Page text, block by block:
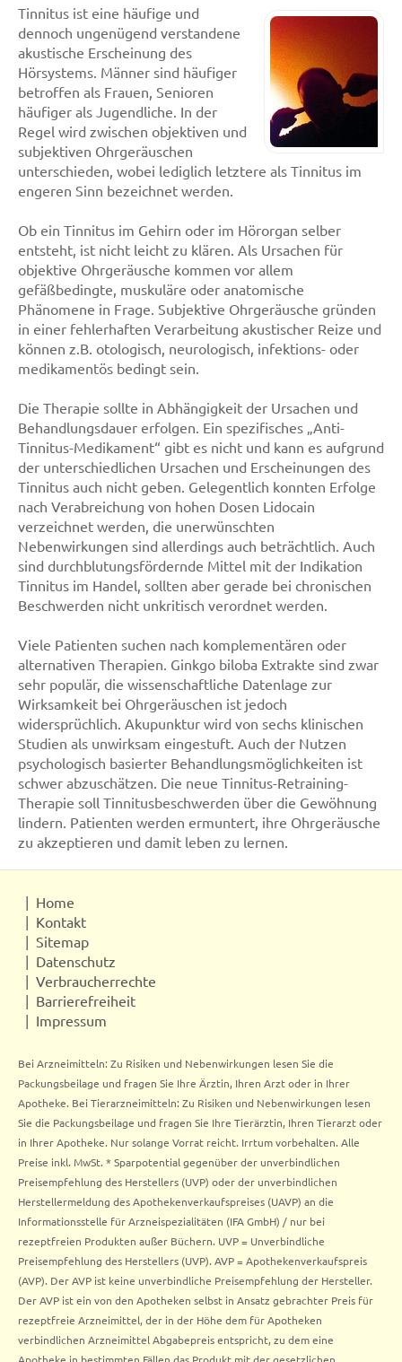
Tinnitus ist eine häufige und
dennoch ungenügend verstandene
akustische Erscheinung des
Hörsystems. Männer sind häufiger
betroffen als Frauen, Senioren
häufiger als Jugendliche. In der
Regel wird zwischen objektiven und
subjektiven Ohrgeräuschen
unterschieden, wobei lediglich letztere als Tinnitus im
engeren Sinn bezeichnet werden.
Ob ein Tinnitus im Gehirn oder im Hörorgan selber
entsteht, ist nicht leicht zu klären. Als Ursachen für
objektive Ohrgeräusche kommen vor allem
gefäßbedingte, muskuläre oder anatomische
Phänomene in Frage. Subjektive Ohrgeräusche gründen
in einer fehlerhaften Verarbeitung akustischer Reize und
können z.B. otologisch, neurologisch, infektions- oder
medikamentös bedingt sein.
Die Therapie sollte in Abhängigkeit der Ursachen und
Behandlungsdauer erfolgen. Ein spezifisches „Anti-
Tinnitus-Medikament“ gibt es nicht und kann es aufgrund
der unterschiedlichen Ursachen und Erscheinungen des
Tinnitus auch nicht geben. Gelegentlich konnten Erfolge
nach Verabreichung von hohen Dosen Lidocain
verzeichnet werden, die unerwünschten
Nebenwirkungen sind allerdings auch beträchtlich. Auch
sind durchblutungsfördernde Mittel mit der Indikation
Tinnitus im Handel, sollten aber gerade bei chronischen
Beschwerden nicht unkritisch verordnet werden.
Viele Patienten suchen nach komplementären oder
alternativen Therapien. Ginkgo biloba Extrakte sind zwar
sehr populär, die wissenschaftliche Datenlage zur
Wirksamkeit bei Ohrgeräuschen ist jedoch
widersprüchlich. Akupunktur wird von sechs klinischen
Studien als unwirksam eingestuft. Auch der Nutzen
psychologisch basierter Behandlungsmöglichkeiten ist
schwer abzuschätzen. Die neue Tinnitus-Retraining-
Therapie soll Tinnitusbeschwerden über die Gewöhnung
lindern. Patienten werden ermuntert, ihre Ohrgeräusche
zu akzeptieren und damit leben zu lernen.
Home
Kontakt
Sitemap
Datenschutz
Verbraucherrechte
Barrierefreiheit
Impressum
Bei Arzneimitteln: Zu Risiken und Nebenwirkungen lesen Sie die
Packungsbeilage und fragen Sie Ihre Ärztin, Ihren Arzt oder in Ihrer
Apotheke. Bei Tierarzneimitteln: Zu Risiken und Nebenwirkungen lesen
Sie die Packungsbeilage und fragen Sie Ihre Tierärztin, Ihren Tierarzt oder
in Ihrer Apotheke. Nur solange Vorrat reicht. Irrtum vorbehalten. Alle
Preise inkl. MwSt. * Sparpotential gegenüber der unverbindlichen
Preisempfehlung des Herstellers (UVP) oder der unverbindlichen
Herstellermeldung des Apothekenverkaufspreises (UAVP) an die
Informationsstelle für Arzneispezialitäten (IFA GmbH) / nur bei
rezeptfreien Produkten außer Büchern. UVP = Unverbindliche
Preisempfehlung des Herstellers (UVP). AVP = Apothekenverkaufspreis
(AVP). Der AVP ist keine unverbindliche Preisempfehlung der Hersteller.
Der AVP ist ein von den Apotheken selbst in Ansatz gebrachter Preis für
rezeptfreie Arzneimittel, der in der Höhe dem für Apotheken
verbindlichen Arzneimittel Abgabepreis entspricht, zu dem eine